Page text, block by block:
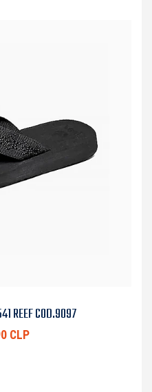
REEF COD.9097
CLP